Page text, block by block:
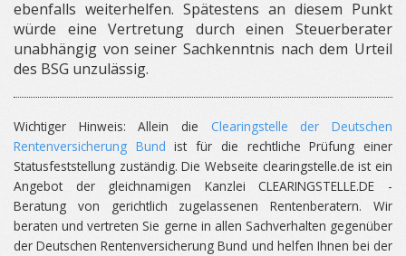
ebenfalls weiterhelfen. Spätestens an diesem Punkt
würde eine Vertretung durch einen Steuerberater
unabhängig von seiner Sachkenntnis nach dem Urteil
des BSG unzulässig.
Wichtiger Hinweis: Allein die Clearingstelle der Deutschen
Rentenversicherung Bund ist für die rechtliche Prüfung einer
Statusfeststellung zuständig. Die Webseite clearingstelle.de ist ein
Angebot der gleichnamigen Kanzlei CLEARINGSTELLE.DE -
Beratung von gerichtlich zugelassenen Rentenberatern. Wir
beraten und vertreten Sie gerne in allen Sachverhalten gegenüber
der Deutschen Rentenversicherung Bund und helfen Ihnen bei der